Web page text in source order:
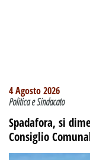
4 Agosto 2026
Politica e Sindacato
Spadafora, si
Consiglio